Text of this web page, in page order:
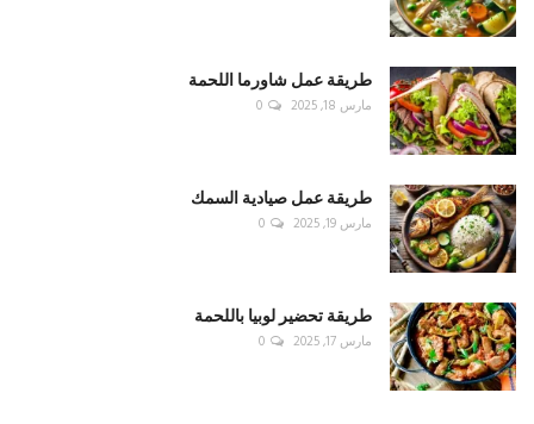
طريقة عمل شاورما اللحمة
مارس 18, 2025 0
طريقة عمل صيادية السمك
مارس 19, 2025 0
طريقة تحضير لوبيا باللحمة
مارس 17, 2025 0